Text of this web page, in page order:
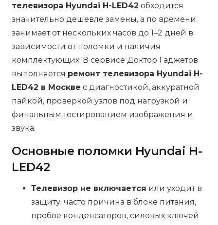
телевизора Hyundai H-LED42 обходится
значительно дешевле замены, а по времени
занимает от нескольких часов до 1–2 дней в
зависимости от поломки и наличия
комплектующих. В сервисе Доктор Гаджетов
выполняется ремонт телевизора Hyundai H-
LED42 в Москве с диагностикой, аккуратной
пайкой, проверкой узлов под нагрузкой и
финальным тестированием изображения и
звука.
Основные поломки Hyundai H-
LED42
Телевизор не включается или уходит в
защиту: часто причина в блоке питания,
пробое конденсаторов, силовых ключей